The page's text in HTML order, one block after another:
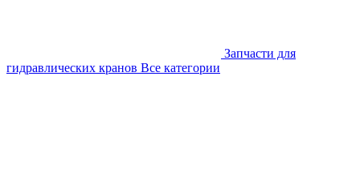
Запчасти для
гидравлических кранов Все категории